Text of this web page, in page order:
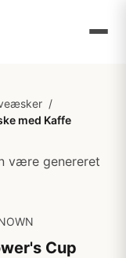
/
med Kaffe
være genereret
Cup